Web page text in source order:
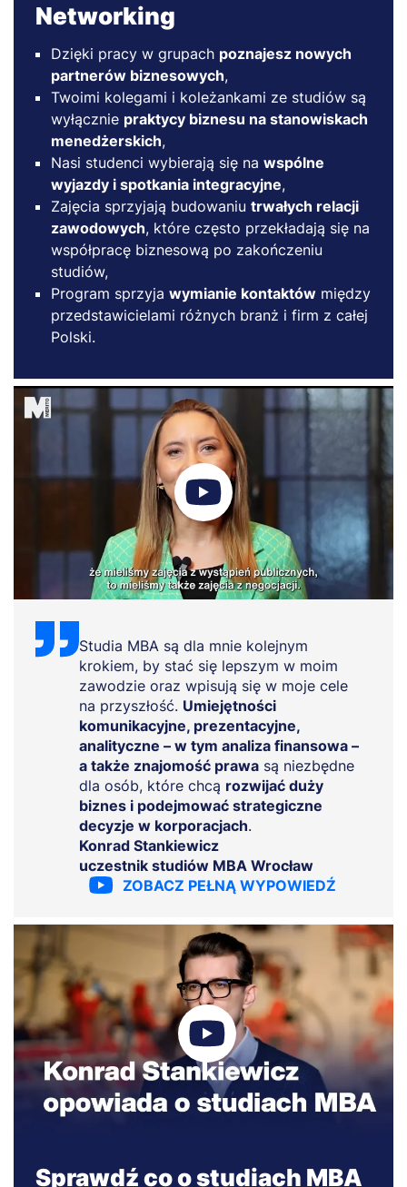
Networking
Dzięki pracy w grupach poznajesz nowych
partnerów biznesowych,
Twoimi kolegami i koleżankami ze studiów są
wyłącznie praktycy biznesu na stanowiskach
menedżerskich,
Nasi studenci wybierają się na wspólne
wyjazdy i spotkania integracyjne,
Zajęcia sprzyjają budowaniu trwałych relacji
zawodowych, które często przekładają się na
współpracę biznesową po zakończeniu
studiów,
Program sprzyja wymianie kontaktów między
przedstawicielami różnych branż i firm z całej
Polski.
Studia MBA są dla mnie kolejnym
krokiem, by stać się lepszym w moim
zawodzie oraz wpisują się w moje cele
na przyszłość. Umiejętności
komunikacyjne, prezentacyjne,
analityczne – w tym analiza finansowa –
a także znajomość prawa są niezbędne
dla osób, które chcą rozwijać duży
biznes i podejmować strategiczne
decyzje w korporacjach.
Konrad Stankiewicz
uczestnik studiów MBA Wrocław
ZOBACZ PEŁNĄ WYPOWIEDŹ
Sprawdź co o studiach MBA